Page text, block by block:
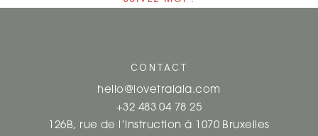
CONTACT
hello@lovetralala.com
+32 483 04 78 25
126B, rue de l’instruction à 1070 Bruxelles